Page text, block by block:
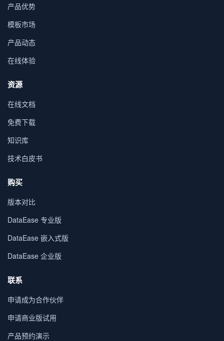
产品优势
模板市场
产品动态
在线体验
资源
在线文档
免费下载
知识库
技术白皮书
购买
版本对比
DataEase 专业版
DataEase 嵌入式版
DataEase 企业版
联系
申请成为合作伙伴
申请商业版试用
产品预约演示